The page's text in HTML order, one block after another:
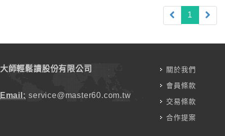
1 (current)
大師輕鬆讀股份有限公司
Email: service@master60.com.tw
關於我們
會員條款
交易條款
合作提案